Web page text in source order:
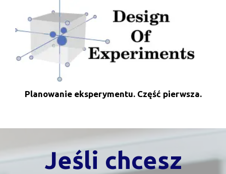
Planowanie eksperymentu. Część pierwsza.
Jeśli chcesz